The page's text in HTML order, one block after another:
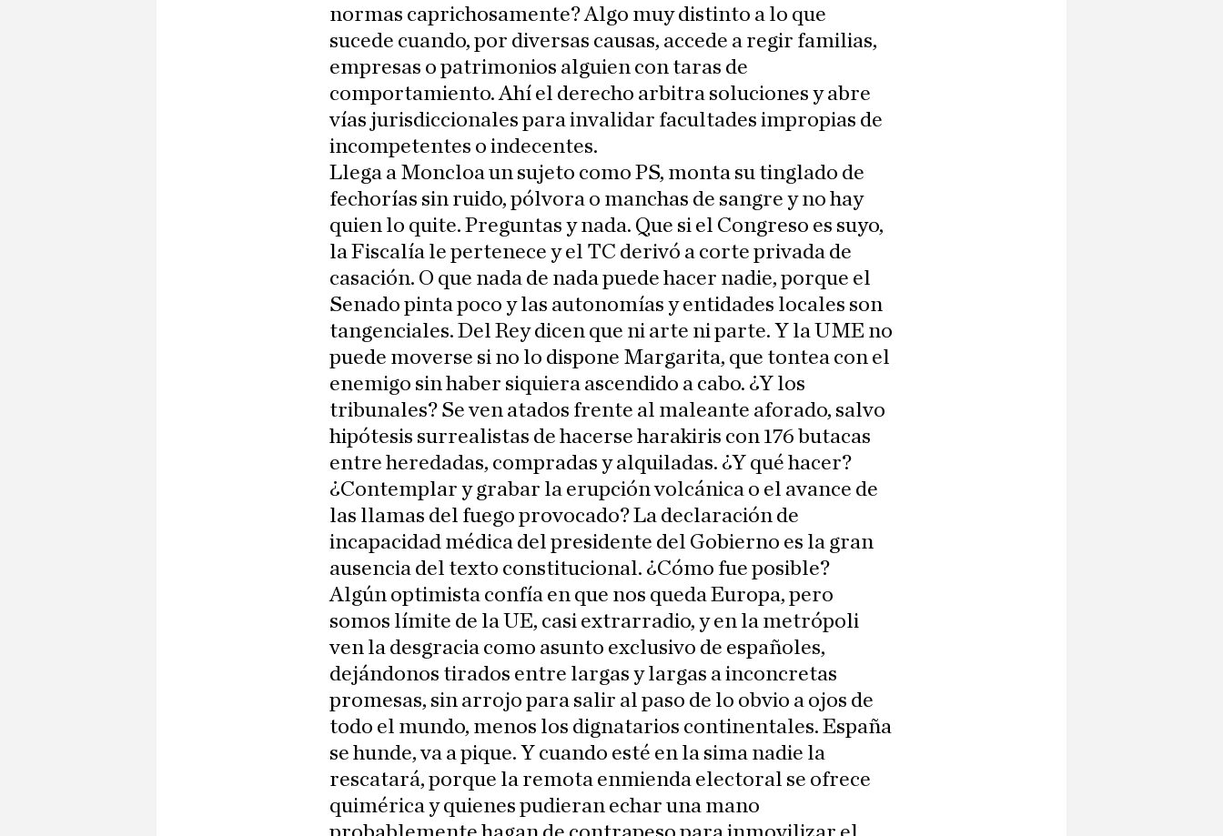
normas caprichosamente? Algo muy distinto a lo que
sucede cuando, por diversas causas, accede a regir familias,
empresas o patrimonios alguien con taras de
comportamiento. Ahí el derecho arbitra soluciones y abre
vías jurisdiccionales para invalidar facultades impropias de
incompetentes o indecentes.
Llega a Moncloa un sujeto como PS, monta su tinglado de
fechorías sin ruido, pólvora o manchas de sangre y no hay
quien lo quite. Preguntas y nada. Que si el Congreso es suyo,
la Fiscalía le pertenece y el TC derivó a corte privada de
casación. O que nada de nada puede hacer nadie, porque el
Senado pinta poco y las autonomías y entidades locales son
tangenciales. Del Rey dicen que ni arte ni parte. Y la UME no
puede moverse si no lo dispone Margarita, que tontea con el
enemigo sin haber siquiera ascendido a cabo. ¿Y los
tribunales? Se ven atados frente al maleante aforado, salvo
hipótesis surrealistas de hacerse harakiris con 176 butacas
entre heredadas, compradas y alquiladas. ¿Y qué hacer?
¿Contemplar y grabar la erupción volcánica o el avance de
las llamas del fuego provocado? La declaración de
incapacidad médica del presidente del Gobierno es la gran
ausencia del texto constitucional. ¿Cómo fue posible?
Algún optimista confía en que nos queda Europa, pero
somos límite de la UE, casi extrarradio, y en la metrópoli
ven la desgracia como asunto exclusivo de españoles,
dejándonos tirados entre largas y largas a inconcretas
promesas, sin arrojo para salir al paso de lo obvio a ojos de
todo el mundo, menos los dignatarios continentales. España
se hunde, va a pique. Y cuando esté en la sima nadie la
rescatará, porque la remota enmienda electoral se ofrece
quimérica y quienes pudieran echar una mano